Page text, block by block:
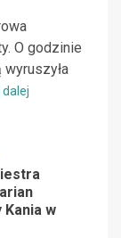
O godzinie
w